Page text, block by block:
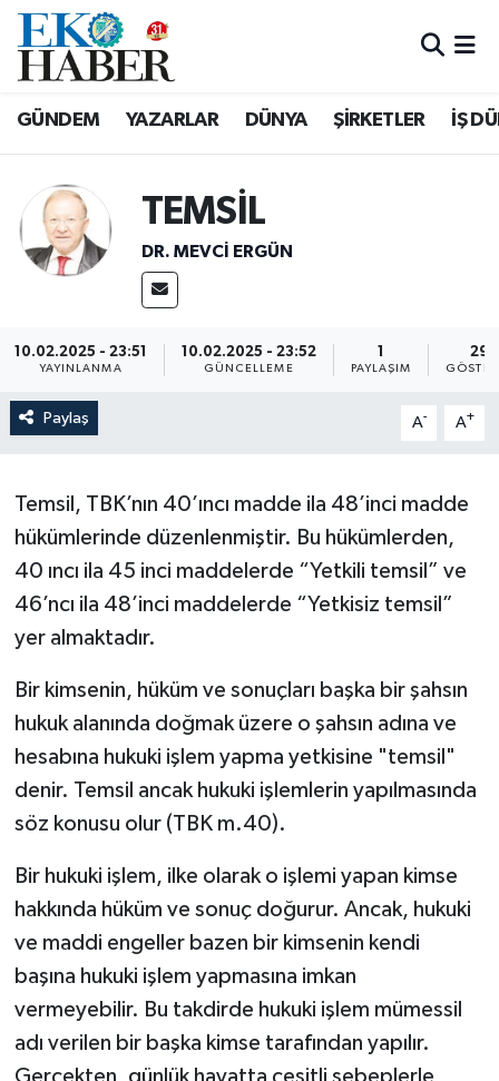
GÜNDEM YAZARLAR DÜNYA ŞİRKETLER İŞ
TEMSİL
DR. MEVCI ERGÜN
10.02.2025 - 23:51
YAYINLANMA
10.02.2025 - 23:52
GÜNCELLEME
1
PAYLAŞIM
29
Paylaş A- A+
Temsil, TBK’nın 40’ıncı madde ila 48’inci madde
hükümlerinde düzenlenmiştir. Bu hükümlerden,
40 ıncı ila 45 inci maddelerde “Yetkili temsil” ve
46’ncı ila 48’inci maddelerde “Yetkisiz temsil”
yer almaktadır.
Bir kimsenin, hüküm ve sonuçları başka bir şahsın
hukuk alanında doğmak üzere o şahsın adına ve
hesabına hukuki işlem yapma yetkisine "temsil"
denir. Temsil ancak hukuki işlemlerin yapılmasında
söz konusu olur (TBK m.40).
Bir hukuki işlem, ilke olarak o işlemi yapan kimse
hakkında hüküm ve sonuç doğurur. Ancak, hukuki
ve maddi engeller bazen bir kimsenin kendi
başına hukuki işlem yapmasına imkan
vermeyebilir. Bu takdirde hukuki işlem mümessil
adı verilen bir başka kimse tarafından yapılır.
Gerçekten, günlük hayatta çeşitli sebeplerle,
Hava Durumu
Süper Lig Puan Durumu ve Fikstür
Tüm Manşetler
Son Dakika Haberleri
Haber Arşivi